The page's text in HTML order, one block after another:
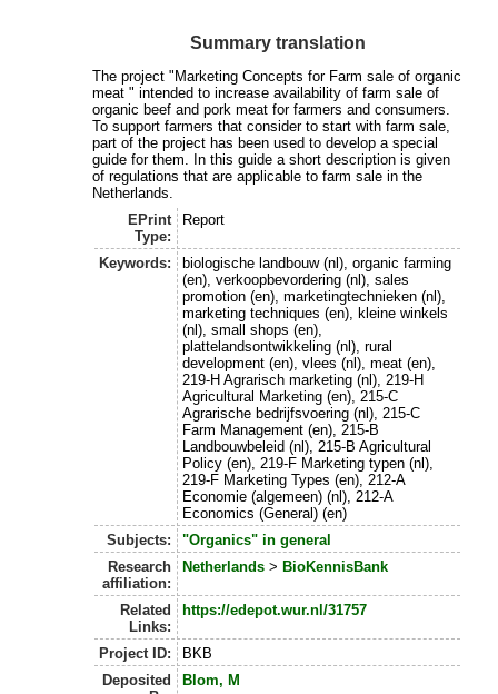
Summary translation
The project "Marketing Concepts for Farm sale of organic
meat " intended to increase availability of farm sale of
organic beef and pork meat for farmers and consumers.
To support farmers that consider to start with farm sale,
part of the project has been used to develop a special
guide for them. In this guide a short description is given
of regulations that are applicable to farm sale in the
Netherlands.
EPrint
Type:
Report
Keywords:
biologische landbouw (nl), organic farming
(en), verkoopbevordering (nl), sales
promotion (en), marketingtechnieken (nl),
marketing techniques (en), kleine winkels
(nl), small shops (en),
plattelandsontwikkeling (nl), rural
development (en), vlees (nl), meat (en),
219-H Agrarisch marketing (nl), 219-H
Agricultural Marketing (en), 215-C
Agrarische bedrijfsvoering (nl), 215-C
Farm Management (en), 215-B
Landbouwbeleid (nl), 215-B Agricultural
Policy (en), 219-F Marketing typen (nl),
219-F Marketing Types (en), 212-A
Economie (algemeen) (nl), 212-A
Economics (General) (en)
Subjects:
"Organics" in general
Research
affiliation:
Netherlands> BioKennisBank
Related
Links:
https://edepot.wur.nl/31757
Project ID:
BKB
Deposited
Blom, M